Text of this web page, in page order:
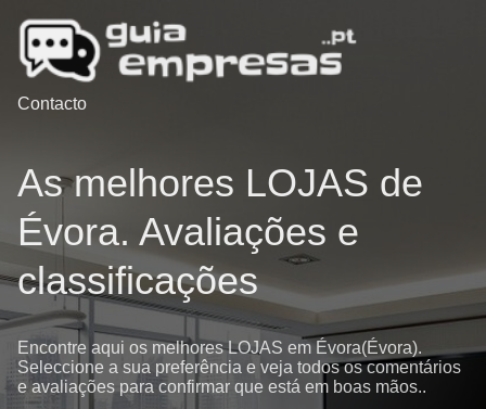
Contacto
As melhores LOJAS de
Évora. Avaliações e
classificações
Encontre aqui os melhores LOJAS em Évora(Évora).
Seleccione a sua preferência e veja todos os comentários
e avaliações para confirmar que está em boas mãos..